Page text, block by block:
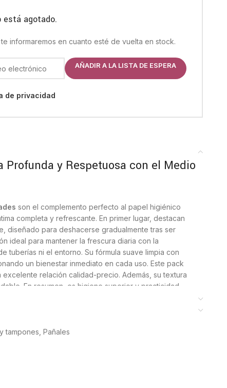
está agotado.
informaremos en cuanto esté de vuelta en stock.
AÑADIR A LA LISTA DE ESPERA
de privacidad
Profunda y Respetuosa con el Medio
son el complemento perfecto al papel higiénico
completa y refrescante. En primer lugar, destacan
diseñado para deshacerse gradualmente tras ser
ideal para mantener la frescura diaria con la
tuberías ni el entorno. Su fórmula suave limpia con
un bienestar inmediato en cada uso. Este pack
relación calidad-precio. Además, su textura
En resumen, es higiene superior y practicidad.
el cuidado de toda la familia
de limpieza delicada gracias a su loción enriquecida
uso es altamente recomendado para personas con
ya que no contiene alcohol y respeta el pH natural.
tampones Pañales